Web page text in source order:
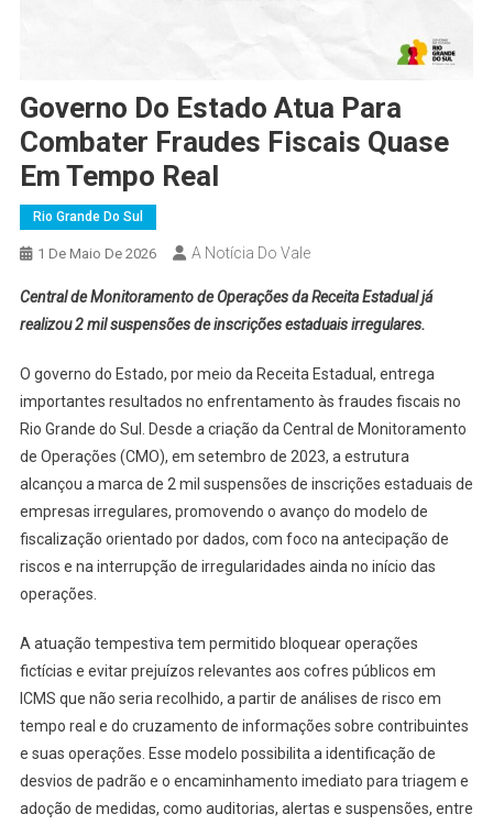
Governo Do Estado Atua Para
Combater Fraudes Fiscais Quase
Em Tempo Real
Rio Grande Do Sul
1 De Maio De 2026 A Notícia Do Vale
Central de Monitoramento de Operações da Receita Estadual já
realizou 2 mil suspensões de inscrições estaduais irregulares.
O governo do Estado, por meio da Receita Estadual, entrega
importantes resultados no enfrentamento às fraudes fiscais no
Rio Grande do Sul. Desde a criação da Central de Monitoramento
de Operações (CMO), em setembro de 2023, a estrutura
alcançou a marca de 2 mil suspensões de inscrições estaduais de
empresas irregulares, promovendo o avanço do modelo de
fiscalização orientado por dados, com foco na antecipação de
riscos e na interrupção de irregularidades ainda no início das
operações.
A atuação tempestiva tem permitido bloquear operações
fictícias e evitar prejuízos relevantes aos cofres públicos em
ICMS que não seria recolhido, a partir de análises de risco em
tempo real e do cruzamento de informações sobre contribuintes
e suas operações. Esse modelo possibilita a identificação de
desvios de padrão e o encaminhamento imediato para triagem e
adoção de medidas, como auditorias, alertas e suspensões, entre